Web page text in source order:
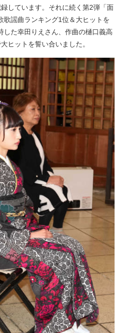
しています。それに続く第2弾「面
歌謡曲ランキング1位＆大ヒットを
した幸田りえさん、作曲の樋口義高
ヒットを誓い合いました。